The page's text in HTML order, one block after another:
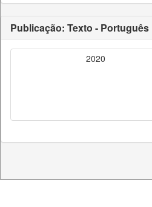
Publicação: Texto - Português
2020